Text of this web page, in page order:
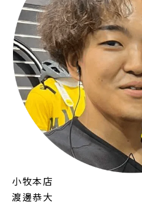
小牧本店
渡邊恭大